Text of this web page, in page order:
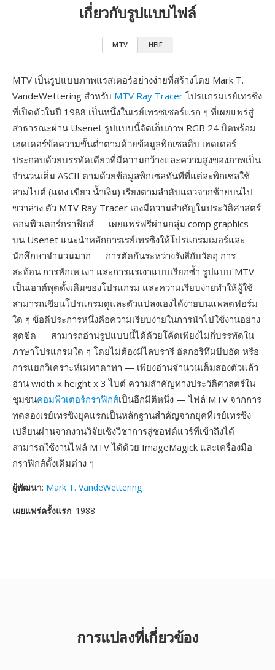
เกี่ยวกับรูปแบบไฟล์
MTV HEIF
MTV เป็นรูปแบบภาพแรสเตอร์อย่างง่ายที่สร้างโดย Mark T.
VandeWettering สำหรับ MTV Ray Tracer โปรแกรมเรย์เทรซิง
ที่เปิดตัวในปี 1988 เป็นหนึ่งในเรย์เทรซเซอร์แรก ๆ ที่เผยแพร่สู่
สาธารณะผ่าน Usenet รูปแบบนี้จัดเก็บภาพ RGB 24 บิตพร้อม
เฮดเดอร์ข้อความขั้นต่ำตามด้วยข้อมูลพิกเซลดิบ เฮดเดอร์
ประกอบด้วยบรรทัดเดียวที่มีความกว้างและความสูงของภาพเป็น
จำนวนเต็ม ASCII ตามด้วยข้อมูลพิกเซลทันทีที่แต่ละพิกเซลใช้
สามไบต์ (แดง เขียว น้ำเงิน) เรียงตามลำดับแถวจากซ้ายบนไป
ขวาล่าง ตัว MTV Ray Tracer เองมีความสำคัญในประวัติศาสตร์
คอมพิวเตอร์กราฟิกส์ — เผยแพร่ฟรีผ่านกลุ่ม comp.graphics
บน Usenet แนะนำหลักการเรย์เทรซิงให้โปรแกรมเมอร์และ
นักศึกษาจำนวนมาก — การตัดกันระหว่างรังสีกับวัตถุ การ
สะท้อน การหักเห เงา และการแรเงาแบบเรียกซ้ำ รูปแบบ MTV
เป็นเอาต์พุตดั้งเดิมของโปรแกรม และความเรียบง่ายทำให้ผู้ใช้
สามารถเขียนโปรแกรมดูและตัวแปลงเองได้ง่ายบนแพลตฟอร์ม
ใด ๆ ข้อดีประการหนึ่งคือความเรียบง่ายในการนำไปใช้งานอย่าง
สุดขีด — สามารถอ่านรูปแบบนี้ได้ด้วยโค้ดเพียงไม่กี่บรรทัดใน
ภาษาโปรแกรมใด ๆ โดยไม่ต้องมีไลบรารี อัลกอริทึมบีบอัด หรือ
การแยกวิเคราะห์เมทาดาทา — เพียงอ่านจำนวนเต็มสองตัวแล้ว
อ่าน width x height x 3 ไบต์ ความสำคัญทางประวัติศาสตร์ใน
ชุมชนคอมพิวเตอร์กราฟิกส์เป็นอีกมิติหนึ่ง — ไฟล์ MTV จากการ
ทดลองเรย์เทรซิงยุคแรกเป็นหลักฐานสำคัญจากยุคที่เรย์เทรซิง
เปลี่ยนผ่านจากงานวิจัยเชิงวิชาการสู่ซอฟต์แวร์ที่เข้าถึงได้
สามารถใช้งานไฟล์ MTV ได้ด้วย ImageMagick และเครื่องมือ
กราฟิกส์ดั้งเดิมต่าง ๆ
ผู้พัฒนา: Mark T. VandeWettering
เผยแพร่ครั้งแรก: 1988
การแปลงที่เกี่ยวข้อง